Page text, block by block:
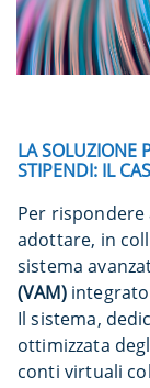
LA SOLUZIONE
STIPENDI: IL
Per rispondere
adottare, in
sistema
(VAM)
Il sistema,
ottimizzata
conti virtuali